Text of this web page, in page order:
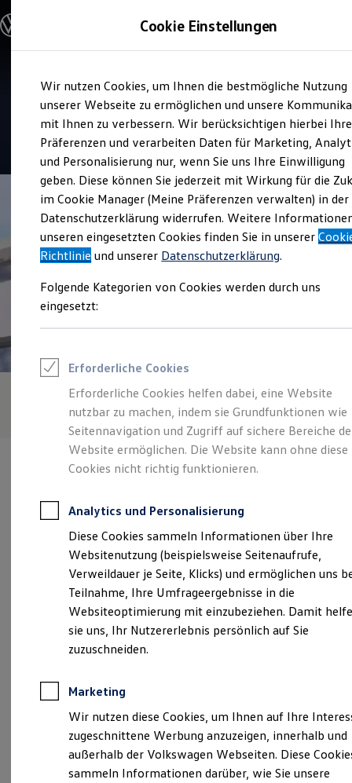
Hauptinhalt
springen
Footer
springen
Modelle und Konfigurator
Modelle vergleichen
Elektroautos
ENERGY Sondermodelle
Nutzfahrzeuge
SUV und CUV
Familienautos
Kombis
Kompaktwagen
Sportwagen
Schnell verfügbare Fahrzeuge
Angebote und Produkte
Aktuelle Angebote
E-Auto-Förderung
Volkswagen Marktplatz
Junge Gebrauchtwagen und Gebrauchtwagen
Volkswagen Zertifizierte Gebrauchtwagen
Zubehör- und Serviceangebote
Leasing
Leasing-Angebote
Gebrauchtwagen Leasing
Junge Gebrauchtwagen-Leasing
Elektroauto Leasing
Kleinwagen-Leasing
Leasing ohne Anzahlung
Finanzierung
Kfz-Versicherung
Restschuldversicherungen
Garantien
Wartungsverträge
Geschäftskunden
Professional Class bei Volkswagen
Großkunden
Behörden
Direktkunden
Sonderfahrzeuge
Anpfiff zum Gewinn
Elektroautos
ID. Tutorials
Elektrofahrzeugkonzepte
Reichweite
Reichweite der ID. Modelle
Reichweite im Winter
Service
IKR Richter Mobility GmbH
4.7| 18 Bewertungen
Verantwortlich für die Inhalte auf dieser Seite ist die IKR Richter
Mobility GmbH ( Impressum & Rechtliches)
Finsterwalder Straße 1-5, 01979 Lauchhammer
mobility@ikr-richter.com
Montag
Sonntag
Geschlossen
Cookie Einstellungen
Wir nutzen Cookies, um Ihnen die bestmögliche Nutzung
unserer Webseite zu ermöglichen und unsere
mit Ihnen zu verbessern. Wir berücksichtigen hierbei Ihre
Präferenzen und verarbeiten Daten für Marketing,
und Personalisierung nur, wenn Sie uns Ihre Einwilligung
geben. Diese können Sie jederzeit mit Wirkung für die
im Cookie Manager (Meine Präferenzen verwalten) in der
Datenschutzerklärung widerrufen. Weitere
unseren eingesetzten Cookies finden Sie in unserer
Richtlinie und unserer Datenschutzerklärung.
Folgende Kategorien von Cookies werden durch uns
eingesetzt:
Erforderliche Cookies
Erforderliche Cookies helfen dabei, eine Website
nutzbar zu machen, indem sie Grundfunktionen wie
Seitennavigation und Zugriff auf sichere Bereiche
Website ermöglichen. Die Website kann ohne diese
Cookies nicht richtig funktionieren.
Analytics und Personalisierung
Diese Cookies sammeln Informationen über Ihre
Websitenutzung (beispielsweise Seitenaufrufe,
Verweildauer je Seite, Klicks) und ermöglichen uns
Teilnahme, Ihre Umfrageergebnisse in die
Websiteoptimierung mit einzubeziehen. Damit
sie uns, Ihr Nutzererlebnis persönlich auf Sie
zuzuschneiden.
Marketing
Wir nutzen diese Cookies, um Ihnen auf Ihre
zugeschnittene Werbung anzuzeigen, innerhalb und
außerhalb der Volkswagen Webseiten. Diese
sammeln Informationen darüber, wie Sie unsere